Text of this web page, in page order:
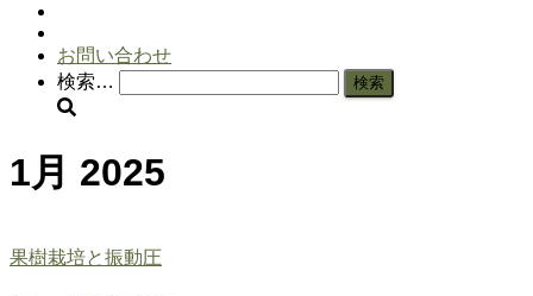
お問い合わせ
検
索:
検索…
1月 2025
果樹栽培と振動圧